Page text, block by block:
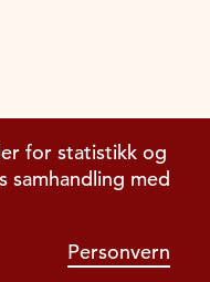
for statistikk og
samhandling med
Personvern